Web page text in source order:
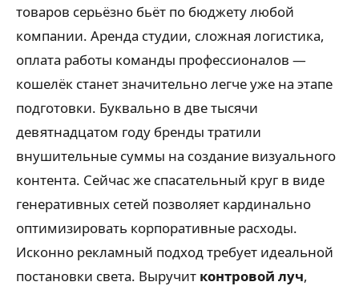
товаров серьёзно бьёт по бюджету любой
компании. Аренда студии, сложная логистика,
оплата работы команды профессионалов —
кошелёк станет значительно легче уже на этапе
подготовки. Буквально в две тысячи
девятнадцатом году бренды тратили
внушительные суммы на создание визуального
контента. Сейчас же спасательный круг в виде
генеративных сетей позволяет кардинально
оптимизировать корпоративные расходы.
Исконно рекламный подход требует идеальной
постановки света. Выручит контровой луч,